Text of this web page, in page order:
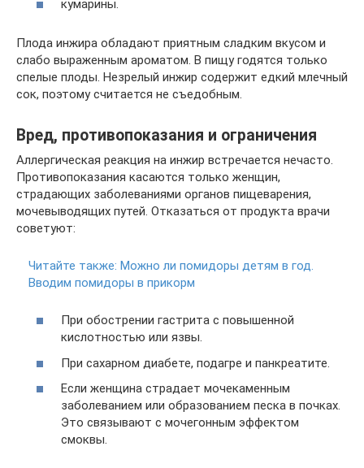
кумарины.
Плода инжира обладают приятным сладким вкусом и
слабо выраженным ароматом. В пищу годятся только
спелые плоды. Незрелый инжир содержит едкий млечный
сок, поэтому считается не съедобным.
Вред, противопоказания и ограничения
Аллергическая реакция на инжир встречается нечасто.
Противопоказания касаются только женщин,
страдающих заболеваниями органов пищеварения,
мочевыводящих путей. Отказаться от продукта врачи
советуют:
Читайте также: Можно ли помидоры детям в год.
Вводим помидоры в прикорм
При обострении гастрита с повышенной
кислотностью или язвы.
При сахарном диабете, подагре и панкреатите.
Если женщина страдает мочекаменным
заболеванием или образованием песка в почках.
Это связывают с мочегонным эффектом
смоквы.